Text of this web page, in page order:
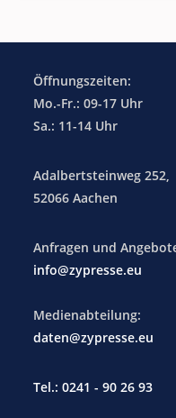
Öffnungszeiten:
Mo.-Fr.: 09-17 Uhr
Sa.: 11-14 Uhr
Adalbertsteinweg 252,
52066 Aachen
Anfragen und
info@zypresse.eu
Medienabteilung:
daten@zypresse.eu
Tel.: 0241 - 90 26 93